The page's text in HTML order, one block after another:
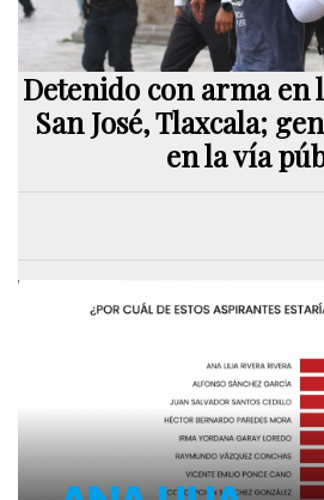
Detenido con arma en
San José, Tlaxcala;
en la vía